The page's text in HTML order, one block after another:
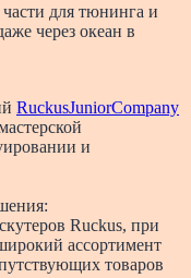
для тюнинга и
через океан в
RuckusJuniorCompany
и
Ruckus, при
ассортимент
товаров